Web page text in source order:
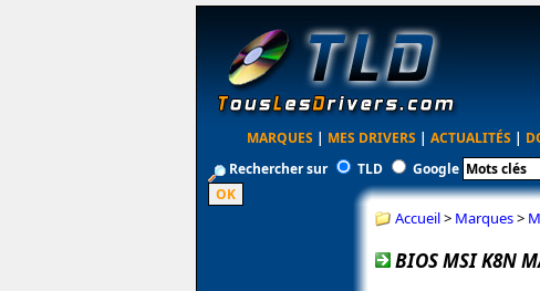
MARQUES | MES DRIVERS | ACTUALITÉS |
Rechercher sur
TLD Google
Accueil> Marques>
BIOS MSI K8N